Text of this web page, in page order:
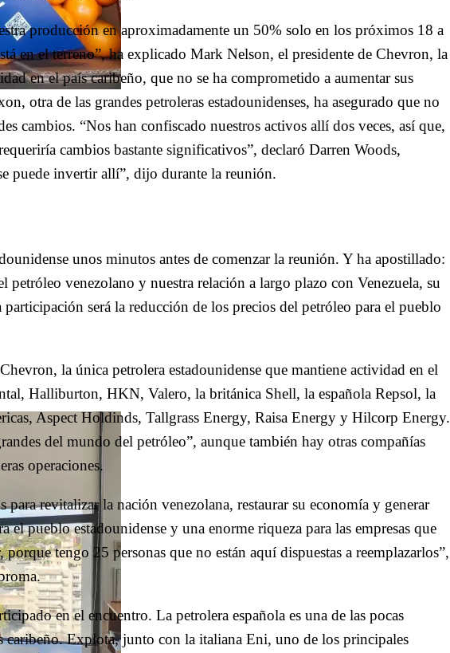
producción en aproximadamente un 50% solo en los próximos 18 a
en el terreno”, ha explicado Mark Nelson, el presidente de Chevron, la
en el país caribeño, que no se ha comprometido a aumentar sus
otra de las grandes petroleras estadounidenses, ha asegurado que no
cambios. “Nos han confiscado nuestros activos allí dos veces, así que,
cambios bastante significativos”, declaró Darren Woods,
puede invertir allí”, dijo durante la reunión.
unos minutos antes de comenzar la reunión. Y ha apostillado:
petróleo venezolano y nuestra relación a largo plazo con Venezuela, su
será la reducción de los precios del petróleo para el pueblo
la única petrolera estadounidense que mantiene actividad en el
Halliburton, HKN, Valero, la británica Shell, la española Repsol, la
Aspect Holdinds, Tallgrass Energy, Raisa Energy y Hilcorp Energy.
del mundo del petróleo”, aunque también hay otras compañías
operaciones.
para revitalizar la nación venezolana, restaurar su economía y generar
el pueblo estadounidense y una enorme riqueza para las empresas que
tengo 25 personas que no están aquí dispuestas a reemplazarlos”,
en el encuentro. La petrolera española es una de las pocas
caribeño. Explota, junto con la italiana Eni, uno de los principales